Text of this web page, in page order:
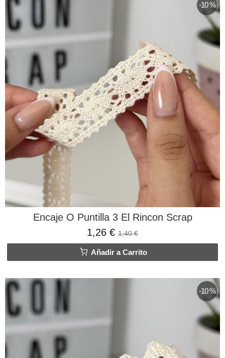
-10 %
Encaje O Puntilla 3 El Rincon Scrap
1,26 € 1,40 €
Añadir a Carrito
-10 %